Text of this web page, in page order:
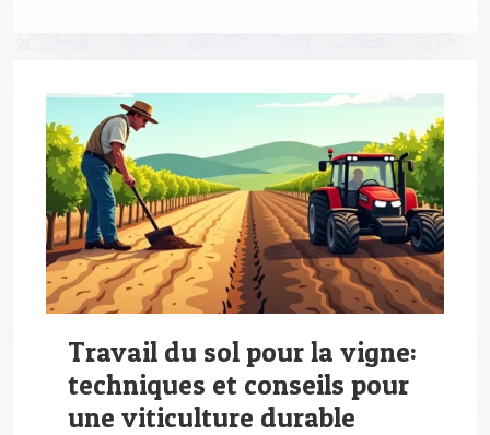
Travail du sol pour la vigne:
techniques et conseils pour
une viticulture durable